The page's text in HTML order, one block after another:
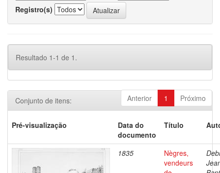
Registro(s)
Resultado 1-1 de 1.
Anterior 1 Próximo
Conjunto de itens:
Pré-visualização
Data do
documento
Título
1835
Nègres,
vendeurs